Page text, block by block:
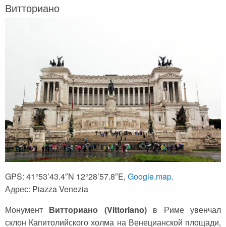
Витториано
GPS: 41°53’43.4″N 12°28’57.8″E, Google.map.
Адрес: Piazza Venezia
Монумент Витториано (Vittoriano)в Риме увенчал
склон Капитолийского холма на Венецианской площади,